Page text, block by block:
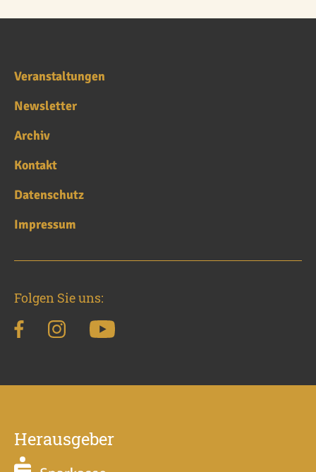
Veranstaltungen
Newsletter
Archiv
Kontakt
Datenschutz
Impressum
Folgen Sie uns:
Herausgeber